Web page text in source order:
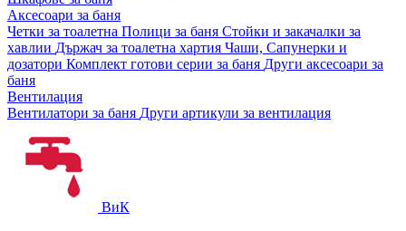
Аксесоари за баня
Четки за тоалетна Полици за баня Стойки и закачалки за
хавлии Държач за тоалетна хартия Чаши, Сапунерки и
дозатори Комплект готови серии за баня Други аксесоари за
баня
Вентилация
Вентилатори за баня Други артикули за вентилация
ВиК